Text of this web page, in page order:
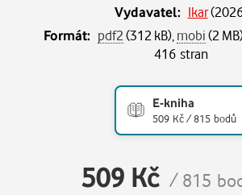
Vydavatel: Ikar(
Formát: pdf2(312 kB),mobi(2
416 stran
E-kniha
509 Kč / 815 bodů
509 Kč / 815